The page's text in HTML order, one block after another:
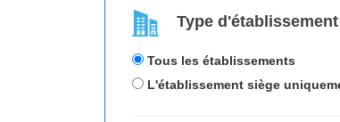
Type d'établissement
Tous les établissements
L'établissement siège